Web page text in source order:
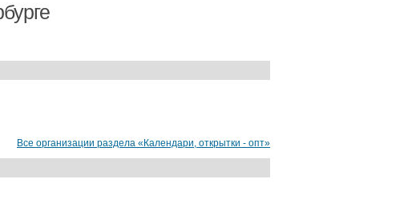
Все организации раздела «Календари, открытки - опт»